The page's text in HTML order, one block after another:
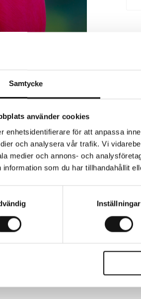
Samtycke
använder cookies
enhetsidentifierare för att anpassa
och analysera vår trafik. Vi
medier och annons- och
information som du har tillhandahållit
Inställningar